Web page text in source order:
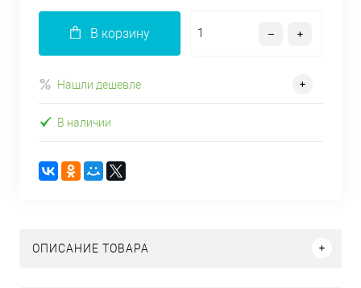
В корзину
Нашли дешевле
В наличии
ОПИСАНИЕ ТОВАРА